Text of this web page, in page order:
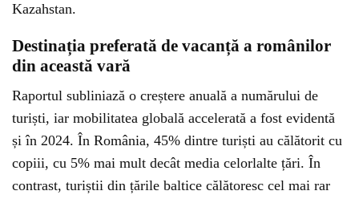
Kazahstan.
Destinația preferată de vacanță a românilor
din această vară
Raportul subliniază o creștere anuală a numărului de
turiști, iar mobilitatea globală accelerată a fost evidentă
și în 2024. În România, 45% dintre turiști au călătorit cu
copiii, cu 5% mai mult decât media celorlalte țări. În
contrast, turiștii din țările baltice călătoresc cel mai rar